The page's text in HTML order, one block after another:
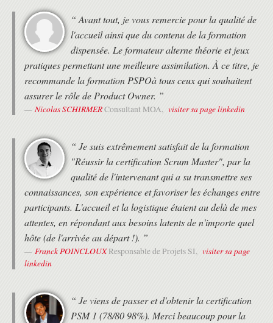
“ Avant tout, je vous remercie pour la qualité de
l'accueil ainsi que du contenu de la formation
dispensée. Le formateur alterne théorie et jeux
pratiques permettant une meilleure assimilation. À ce titre, je
recommande la formation PSPOà tous ceux qui souhaitent
assurer le rôle de Product Owner. ”
Nicolas SCHIRMERConsultant MOA, visiter sa page linkedin
“ Je suis extrêmement satisfait de la formation
"Réussir la certification Scrum Master", par la
qualité de l'intervenant qui a su transmettre ses
connaissances, son expérience et favoriser les échanges entre
participants. L'accueil et la logistique étaient au delà de mes
attentes, en répondant aux besoins latents de n'importe quel
hôte (de l'arrivée au départ !). ”
Franck POINCLOUXResponsable de Projets SI, visiter sa page
linkedin
“ Je viens de passer et d'obtenir la certification
PSM 1 (78/80 98%). Merci beaucoup pour la